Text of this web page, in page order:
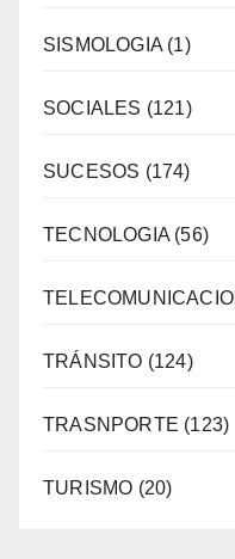
SISMOLOGIA (1)
SOCIALES (121)
SUCESOS (174)
TECNOLOGIA (56)
TRÁNSITO (124)
TRASNPORTE (123)
TURISMO (20)